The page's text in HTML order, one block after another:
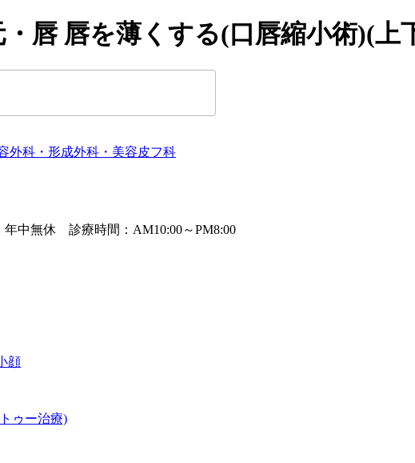
唇 唇を薄くする(口唇縮小術)(上
顔
ゥー治療)